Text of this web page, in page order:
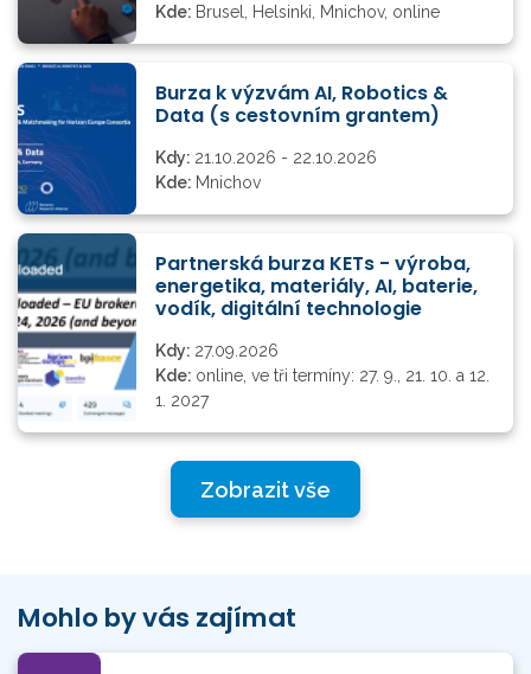
Kde: Brusel, Helsinki, Mnichov, online
Burza k výzvám AI, Robotics &
Data (s cestovním grantem)
Kdy: 21.10.2026 - 22.10.2026
Kde: Mnichov
Partnerská burza KETs - výroba,
energetika, materiály, AI, baterie,
vodík, digitální technologie
Kdy: 27.09.2026
Kde: online, ve tři termíny: 27. 9., 21. 10. a 12.
1. 2027
Zobrazit vše
Mohlo by vás zajímat